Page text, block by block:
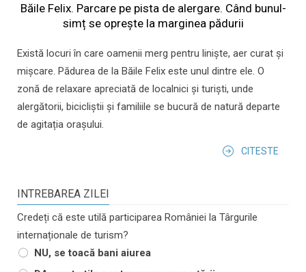
Băile Felix. Parcare pe pista de alergare. Când bunul-
simț se oprește la marginea pădurii
Există locuri în care oamenii merg pentru liniște, aer curat și
mișcare. Pădurea de la Băile Felix este unul dintre ele. O
zonă de relaxare apreciată de localnici și turiști, unde
alergătorii, bicicliștii și familiile se bucură de natură departe
de agitația orașului.
CITESTE
INTREBAREA ZILEI
Credeți că este utilă participarea României la Târgurile
internaționale de turism?
NU, se toacă bani aiurea